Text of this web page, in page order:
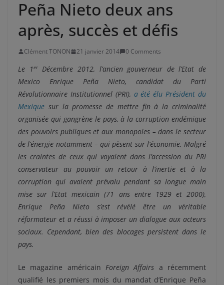
Peña Nieto deux ans
après, succès et défis
Clément TONON 21 janvier 2014 0 Comments
Le 1erDécembre 2012, l’ancien gouverneur de l’Etat de
Mexico Enrique Peña Nieto, candidat du Parti
Révolutionnaire Institutionnel (PRI), a été élu Président du
Mexique sur la promesse de mettre fin à la criminalité
organisée qui gangrène le pays, à la corruption endémique
des pouvoirs publiques et aux monopoles – dans le secteur
de l’énergie notamment – qui pèsent sur l’économie. Malgré
les craintes de ceux qui voyaient dans l’accession du PRI
conservateur au pouvoir un retour à l’inertie et à la
corruption qui avaient prévalu pendant sa longue main
mise sur l’Etat mexicain (71 ans entre 1929 et 2000),
Enrique Peña Nieto s’est révélé être un véritable
réformateur et a réussi à imposer un dialogue aux acteurs
sociaux. Cependant, bien des blocages persistent dans le
pays.
Le magazine américain Foreign Affairs a récemment
qualifié les premiers mois du mandat d’Enrique Peña